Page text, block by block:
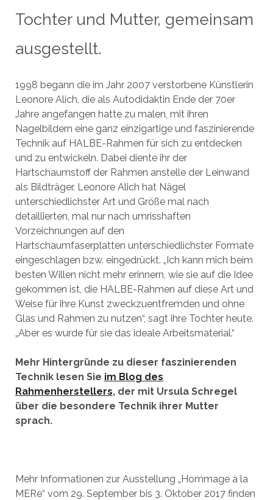
Tochter und Mutter, gemeinsam
ausgestellt.
1998 begann die im Jahr 2007 verstorbene Künstlerin
Leonore Alich, die als Autodidaktin Ende der 70er
Jahre angefangen hatte zu malen, mit ihren
Nagelbildern eine ganz einzigartige und faszinierende
Technik auf HALBE-Rahmen für sich zu entdecken
und zu entwickeln. Dabei diente ihr der
Hartschaumstoff der Rahmen anstelle der Leinwand
als Bildträger. Leonore Alich hat Nägel
unterschiedlichster Art und Größe mal nach
detaillierten, mal nur nach umrisshaften
Vorzeichnungen auf den
Hartschaumfaserplatten unterschiedlichster Formate
eingeschlagen bzw. eingedrückt. „Ich kann mich beim
besten Willen nicht mehr erinnern, wie sie auf die Idee
gekommen ist, die HALBE-Rahmen auf diese Art und
Weise für ihre Kunst zweckzuentfremden und ohne
Glas und Rahmen zu nutzen“, sagt ihre Tochter heute.
„Aber es wurde für sie das ideale Arbeitsmaterial.“
Mehr Hintergründe zu dieser faszinierenden
Technik lesen Sie im Blog des
Rahmenherstellers, der mit Ursula Schregel
über die besondere Technik ihrer Mutter
sprach.
Mehr Informationen zur Ausstellung „Hommage à la
MERe“ vom 29. September bis 3. Oktober 2017 finden